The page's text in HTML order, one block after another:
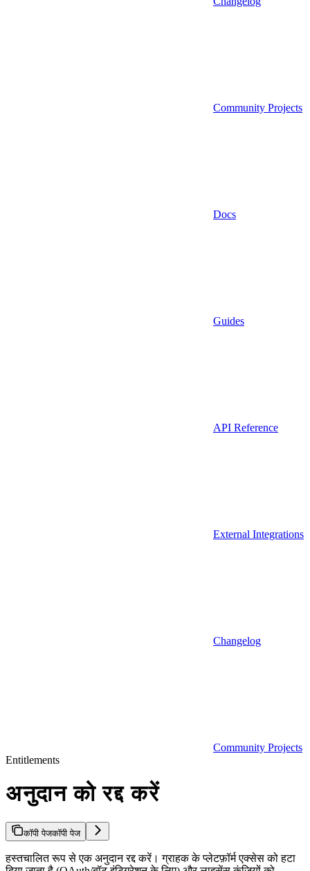
Community Projects
Docs
Guides
API Reference
External Integrations
Changelog
Community Projects
Entitlements
अनुदान को रद्द करें
कॉपी पेजकॉपी पेज
हस्तचालित रूप से एक अनुदान रद्द करें। ग्राहक के प्लेटफ़ॉर्म एक्सेस को हटा